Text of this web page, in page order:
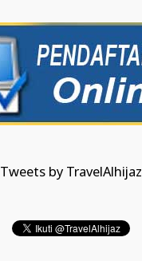
Tweets by TravelAlhijaz